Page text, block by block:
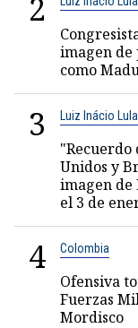
2
imagen de
como
3 Luiz Inácio
"Recuerdo
Unidos y
imagen de
el 3 de
4 Colombia
Ofensiva
Fuerzas
Mordisco